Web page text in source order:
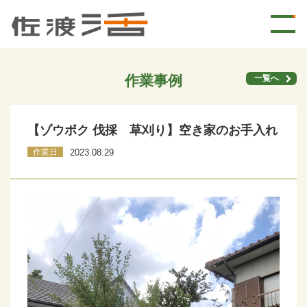
作業事例 一覧へ
【ゾウボク 伐採 草刈り】空き家のお手入れ
作業日 2023.08.29